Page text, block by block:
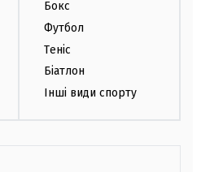
Бокс
Футбол
Теніс
Біатлон
Інші види спорту